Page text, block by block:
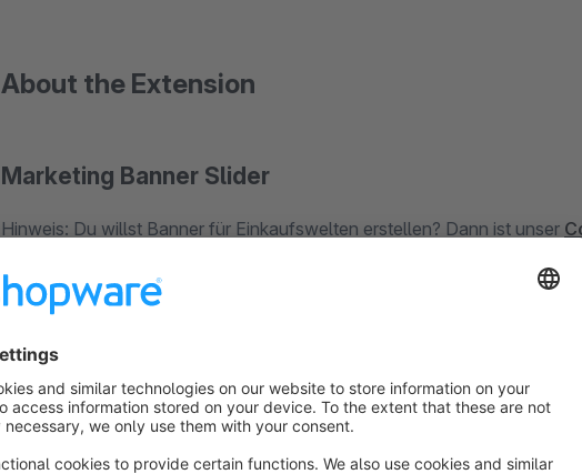
About the Extension
Marketing Banner Slider
Hinweis: Du willst Banner für Einkaufswelten erstellen? Dann ist unser
Weitere Plugins aus der neonlines-Banner-Suite